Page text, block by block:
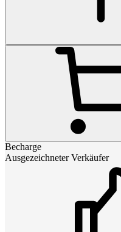
Becharge
Ausgezeichneter Verkäufer